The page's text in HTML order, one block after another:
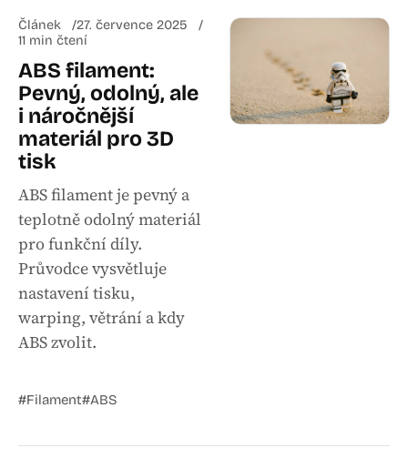
Článek
27. července 2025
11 min čtení
ABS filament:
Pevný, odolný, ale
i náročnější
materiál pro 3D
tisk
ABS filament je pevný a
teplotně odolný materiál
pro funkční díly.
Průvodce vysvětluje
nastavení tisku,
warping, větrání a kdy
ABS zvolit.
#Filament#ABS